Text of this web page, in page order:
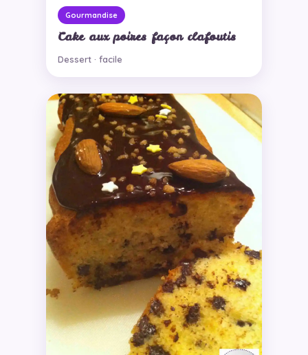
Gourmandise
Cake aux poires façon clafoutis
Dessert · facile